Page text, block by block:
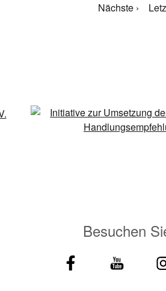
Nächste ›
Besuchen